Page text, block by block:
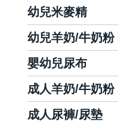
幼兒米麥精
幼兒羊奶/牛奶粉
嬰幼兒尿布
成人羊奶/牛奶粉
成人尿褲/尿墊